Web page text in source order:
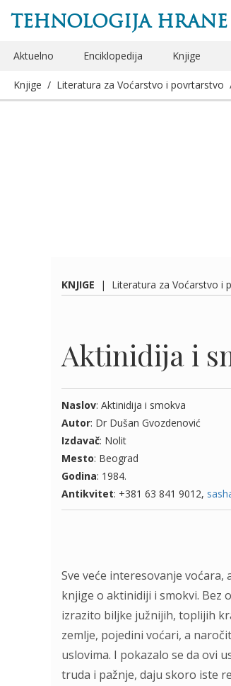
TEHNOLOGIJA HRANE
Aktuelno Enciklopedija Knjige
Knjige / Literatura za Voćarstvo i povrtarstvo
KNJIGE | Literatura za Voćarstvo i
Aktinidija i
Naslov: Aktinidija i smokva
Autor: Dr Dušan Gvozdenović
Izdavač: Nolit
Mesto: Beograd
Godina: 1984.
Antikvitet: +381 63 841 9012,
Sve veće interesovanje
knjige o aktinidiji i smokvi. Bez
izrazito biljke južnijih, toplijih
zemlje, pojedini voćari, a
uslovima. I pokazalo se da ovi
truda i pažnje, daju skoro iste